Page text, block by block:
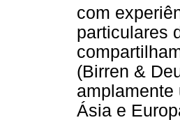
com
particulares
(Birren &
Ásia e